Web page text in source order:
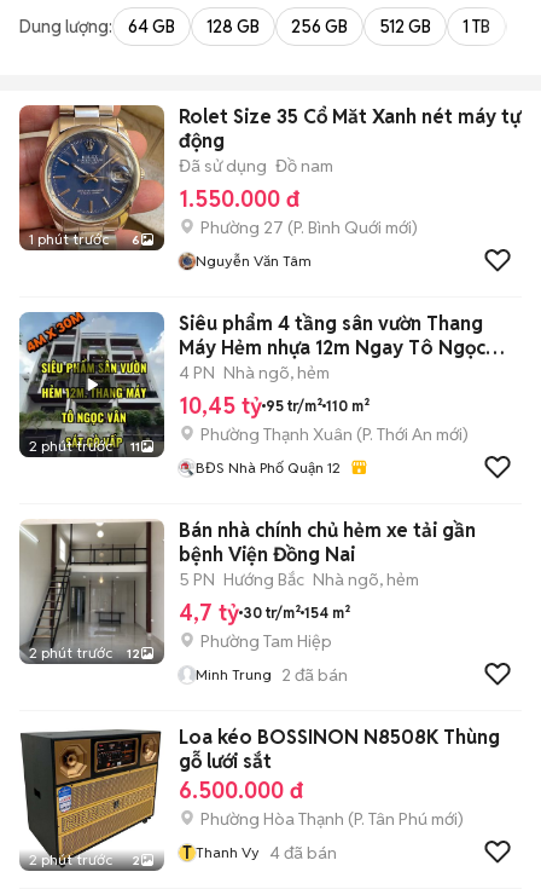
Dung lượng: 64 GB 128 GB 256 GB 512 GB 1 TB
1 phút trước 6
Rolet Size 35 Cổ Măt Xanh nét máy tự
động
Đã sử dụng Đồ nam
1.550.000 đ
Phường 27 (P. Bình Quới mới)
Nguyễn Văn Tâm
2 phút trước 11
Siêu phẩm 4 tầng sân vườn Thang
Máy Hẻm nhựa 12m Ngay Tô Ngọc
Vân
4 PN Nhà ngõ, hẻm
10,45 tỷ 95 tr/m² 110 m²
Phường Thạnh Xuân (P. Thới An mới)
BĐS Nhà Phố Quận 12
2 phút trước 12
Bán nhà chính chủ hẻm xe tải gần
bệnh Viện Đồng Nai
5 PN Hướng Bắc Nhà ngõ, hẻm
4,7 tỷ 30 tr/m² 154 m²
Phường Tam Hiệp
Minh Trung 2 đã bán
2 phút trước 2
Loa kéo BOSSINON N8508K Thùng
gỗ lưới sắt
6.500.000 đ
Phường Hòa Thạnh (P. Tân Phú mới)
T Thanh Vy 4đã bán